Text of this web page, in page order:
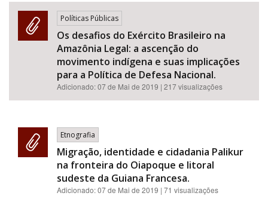
Políticas Públicas
Os desafios do Exército Brasileiro na
Amazônia Legal: a ascenção do
movimento indígena e suas implicações
para a Política de Defesa Nacional.
Adicionado:07 de Mai de 2019 | 217 visualizações
Etnografia
Migração, identidade e cidadania Palikur
na fronteira do Oiapoque e litoral
sudeste da Guiana Francesa.
Adicionado:07 de Mai de 2019 | 71 visualizações